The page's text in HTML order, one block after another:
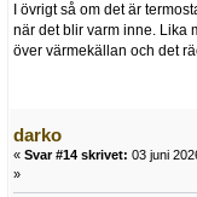
I övrigt så om det är
när det blir varm inne. Lika
över värmekällan och det
darko
« Svar #14 skrivet: 03 juni
»